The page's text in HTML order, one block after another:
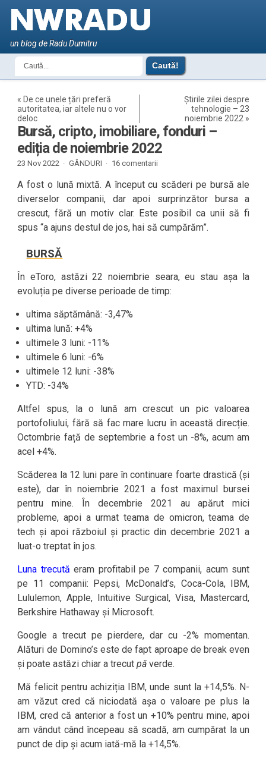
un blog de Radu Dumitru
« De ce unele țări preferă
autoritatea, iar altele nu o vor
deloc
Știrile zilei despre
tehnologie – 23
noiembrie 2022 »
Bursă, cripto, imobiliare, fonduri –
ediția de noiembrie 2022
23 Nov 2022 · GÂNDURI · 16 comentarii
A fost o lună mixtă. A început cu scăderi pe bursă ale
diverselor companii, dar apoi surprinzător bursa a
crescut, fără un motiv clar. Este posibil ca unii să fi
spus “a ajuns destul de jos, hai să cumpărăm”.
BURSĂ
În eToro, astăzi 22 noiembrie seara, eu stau așa la
evoluția pe diverse perioade de timp:
ultima săptămână: -3,47%
ultima lună: +4%
ultimele 3 luni: -11%
ultimele 6 luni: -6%
ultimele 12 luni: -38%
YTD: -34%
Altfel spus, la o lună am crescut un pic valoarea
portofoliului, fără să fac mare lucru în această direcție.
Octombrie față de septembrie a fost un -8%, acum am
acel +4%.
Scăderea la 12 luni pare în continuare foarte drastică (și
este), dar în noiembrie 2021 a fost maximul bursei
pentru mine. În decembrie 2021 au apărut mici
probleme, apoi a urmat teama de omicron, teama de
tech și apoi războiul și practic din decembrie 2021 a
luat-o treptat în jos.
Luna trecută eram profitabil pe 7 companii, acum sunt
pe 11 companii: Pepsi, McDonald’s, Coca-Cola, IBM,
Lululemon, Apple, Intuitive Surgical, Visa, Mastercard,
Berkshire Hathaway și Microsoft.
Google a trecut pe pierdere, dar cu -2% momentan.
Alături de Domino’s este de fapt aproape de break even
și poate astăzi chiar a trecutpă verde.
Mă felicit pentru achiziția IBM, unde sunt la +14,5%. N-
am văzut cred că niciodată așa o valoare pe plus la
IBM, cred că anterior a fost un +10% pentru mine, apoi
am vândut când începeau să scadă, am cumpărat la un
punct de dip și acum iată-mă la +14,5%.